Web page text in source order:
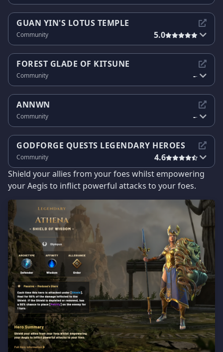
GUAN YIN'S LOTUS TEMPLE
Community 5.0
FOREST GLADE OF KITSUNE
Community --
ANNWN
Community --
GODFORGE QUESTS LEGENDARY HEROES
Community
4.6
Shield your allies from your foes whilst empowering
your Aegis to inflict powerful attacks to your foes.